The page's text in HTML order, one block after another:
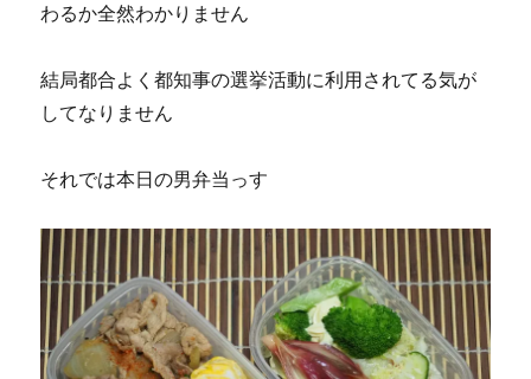
わるか全然わかりません
結局都合よく都知事の選挙活動に利用されてる気が
してなりません
それでは本日の男弁当っす